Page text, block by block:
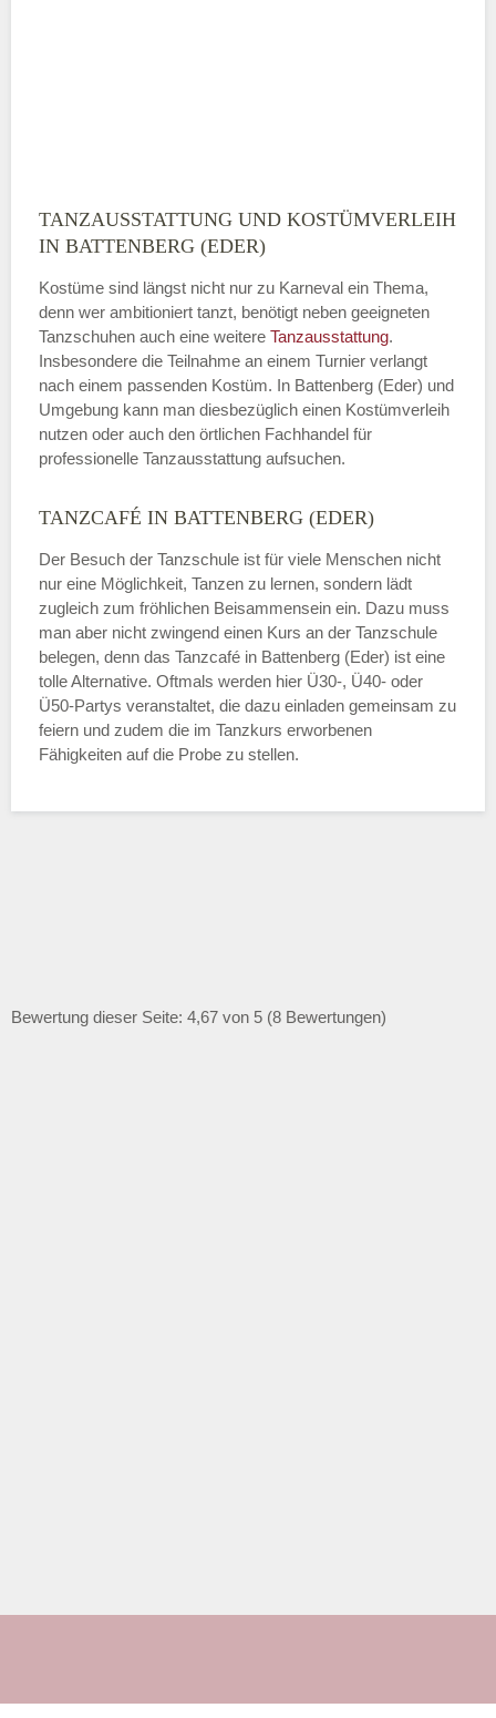
TANZAUSSTATTUNG UND KOSTÜMVERLEIH
IN BATTENBERG (EDER)
Kostüme sind längst nicht nur zu Karneval ein Thema,
denn wer ambitioniert tanzt, benötigt neben geeigneten
Tanzschuhen auch eine weitere Tanzausstattung.
Insbesondere die Teilnahme an einem Turnier verlangt
nach einem passenden Kostüm. In Battenberg (Eder) und
Umgebung kann man diesbezüglich einen Kostümverleih
nutzen oder auch den örtlichen Fachhandel für
professionelle Tanzausstattung aufsuchen.
TANZCAFÉ IN BATTENBERG (EDER)
Der Besuch der Tanzschule ist für viele Menschen nicht
nur eine Möglichkeit, Tanzen zu lernen, sondern lädt
zugleich zum fröhlichen Beisammensein ein. Dazu muss
man aber nicht zwingend einen Kurs an der Tanzschule
belegen, denn das Tanzcafé in Battenberg (Eder) ist eine
tolle Alternative. Oftmals werden hier Ü30-, Ü40- oder
Ü50-Partys veranstaltet, die dazu einladen gemeinsam zu
feiern und zudem die im Tanzkurs erworbenen
Fähigkeiten auf die Probe zu stellen.
Bewertung dieser Seite: 4,67 von 5 (8 Bewertungen)